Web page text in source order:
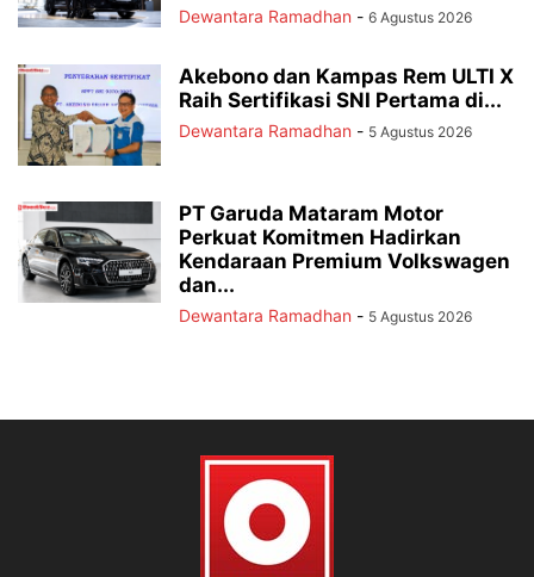
Dewantara Ramadhan - 6 Agustus 2026
Akebono dan Kampas Rem ULTI X
Raih Sertifikasi SNI Pertama di...
Dewantara Ramadhan - 5 Agustus 2026
PT Garuda Mataram Motor
Perkuat Komitmen Hadirkan
Kendaraan Premium Volkswagen
dan...
Dewantara Ramadhan - 5 Agustus 2026